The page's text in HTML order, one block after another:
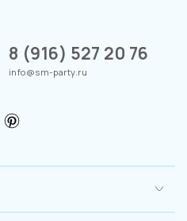
8 (916) 527 20 76
info@sm-party.ru